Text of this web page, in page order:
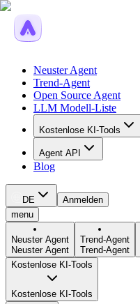
Neuster Agent
Trend-Agent
Open Source Agent
LLM Modell-Liste
Kostenlose KI-Tools
Agent API
Blog
DE
Anmelden
menu
Neuster Agent
Neuster Agent
Trend-Agent
Trend-Agent
Kostenlose KI-Tools
Kostenlose KI-Tools